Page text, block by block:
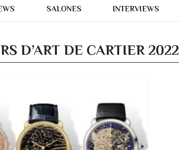
SALONES INTERVIEWS
D’ART DE CARTIER 2022